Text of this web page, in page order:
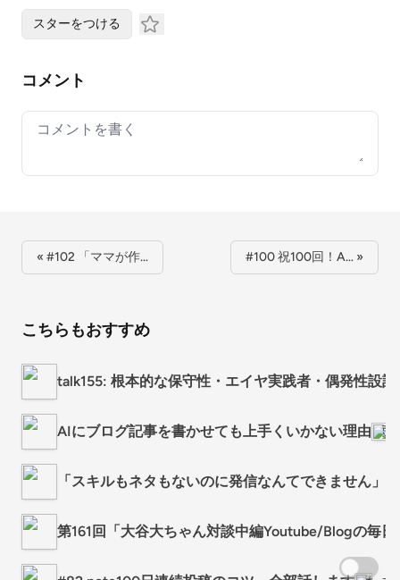
スターをつける
コメント
Your comment
« #102 「ママが作… #100 祝100回！A… »
こちらもおすすめ
talk155: 根本的な保守性・エイヤ実践者・偶発性設
AIにブログ記事を書かせても上手くいかない理由 頭
「スキルもネタもないのに発信なんてできません」
第161回「大谷大ちゃん対談中編Youtube/Blogの毎